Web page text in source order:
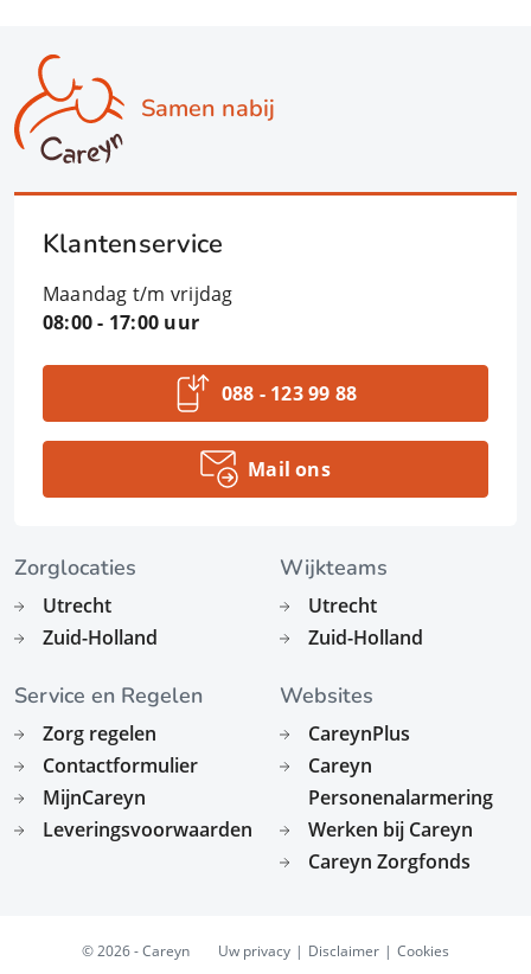
Samen nabij
Klantenservice
Maandag t/m vrijdag
08:00 - 17:00 uur
088 - 123 99 88
Mail ons
Zorglocaties
Utrecht
Zuid-Holland
Wijkteams
Utrecht
Zuid-Holland
Service en Regelen
Zorg regelen
Contactformulier
MijnCareyn
Leveringsvoorwaarden
Websites
CareynPlus
Careyn
Personenalarmering
Werken bij Careyn
Careyn Zorgfonds
© 2026 - Careyn Uw privacy Disclaimer Cookies